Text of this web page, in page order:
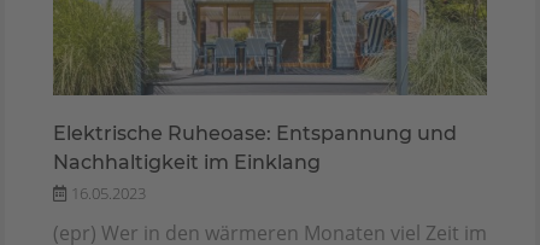
Elektrische Ruheoase: Entspannung und
Nachhaltigkeit im Einklang
16.05.2023
(epr) Wer in den wärmeren Monaten viel Zeit im